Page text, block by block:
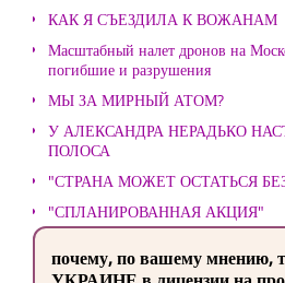
КАК Я СЪЕЗДИЛА К ВОЖАНАМ
Масштабный налет дронов на
погибшие и разрушения
МЫ ЗА МИРНЫЙ АТОМ?
У АЛЕКСАНДРА НЕРАДЬКО
ПОЛОСА
"СТРАНА МОЖЕТ ОСТАТЬСЯ
"СПЛАНИРОВАННАЯ АКЦИЯ"
почему, по вашему мнению,